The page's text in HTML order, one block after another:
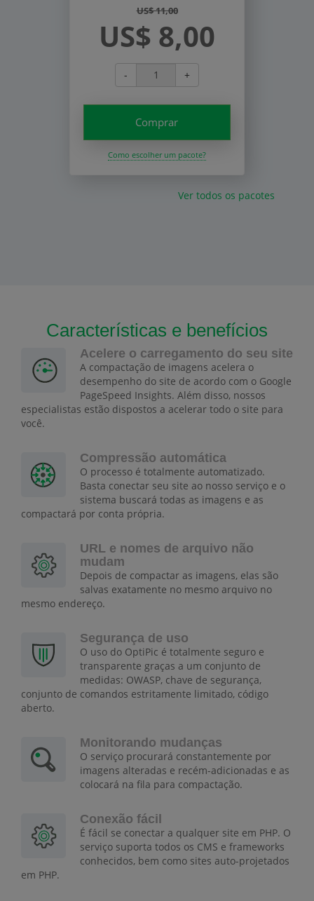
US$ 11,00
US$ 8,00
- +
Comprar
Como escolher um pacote?
Ver todos os pacotes
Características e benefícios
Acelere o carregamento do seu site
A compactação de imagens acelera o
desempenho do site de acordo com o Google
PageSpeed Insights. Além disso, nossos
especialistas estão dispostos a acelerar todo o site para
você.
Compressão automática
O processo é totalmente automatizado.
Basta conectar seu site ao nosso serviço e o
sistema buscará todas as imagens e as
compactará por conta própria.
URL e nomes de arquivo não
mudam
Depois de compactar as imagens, elas são
salvas exatamente no mesmo arquivo no
mesmo endereço.
Segurança de uso
O uso do OptiPic é totalmente seguro e
transparente graças a um conjunto de
medidas: OWASP, chave de segurança,
conjunto de comandos estritamente limitado, código
aberto.
Monitorando mudanças
O serviço procurará constantemente por
imagens alteradas e recém-adicionadas e as
colocará na fila para compactação.
Conexão fácil
É fácil se conectar a qualquer site em PHP. O
serviço suporta todos os CMS e frameworks
conhecidos, bem como sites auto-projetados
em PHP.